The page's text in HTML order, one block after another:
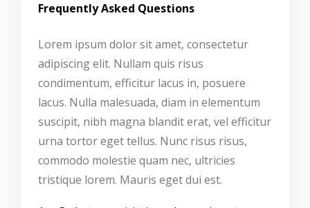
Frequently Asked Questions
Lorem ipsum dolor sit amet, consectetur
adipiscing elit. Nullam quis risus
condimentum, efficitur lacus in, posuere
lacus. Nulla malesuada, diam in elementum
suscipit, nibh magna blandit erat, vel efficitur
urna tortor eget tellus. Nunc risus risus,
commodo molestie quam nec, ultricies
tristique lorem. Mauris eget dui est.